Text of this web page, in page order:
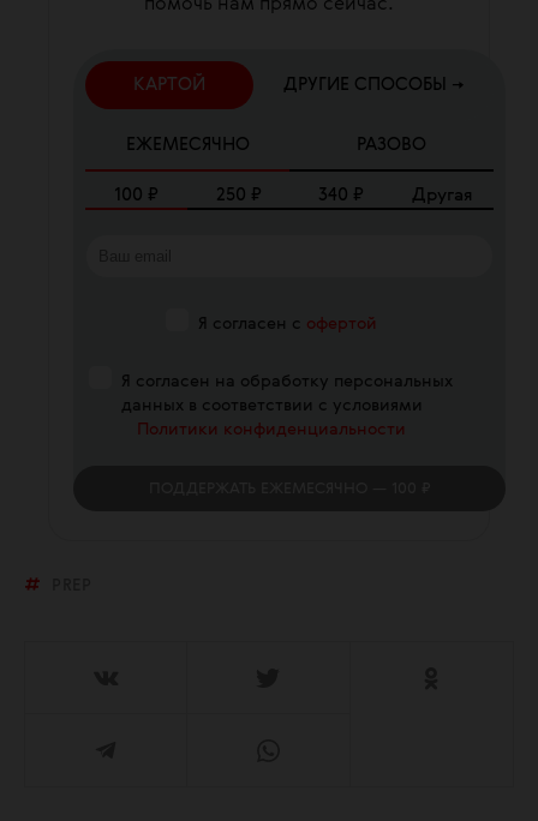
помочь нам прямо сейчас.
КАРТОЙ ДРУГИЕ СПОСОБЫ →
ЕЖЕМЕСЯЧНО РАЗОВО
100 ₽ 250 ₽ 340 ₽ Другая
Я согласен с офертой
Я согласен на обработку персональных
данных в соответствии с условиями
Политики конфиденциальности